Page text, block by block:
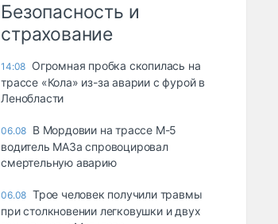
Безопасность и
страхование
14:08 Огромная пробка скопилась на
трассе «Кола» из-за аварии с фурой в
Ленобласти
06.08 В Мордовии на трассе М-5
водитель МАЗа спровоцировал
смертельную аварию
06.08 Трое человек получили травмы
при столкновении легковушки и двух